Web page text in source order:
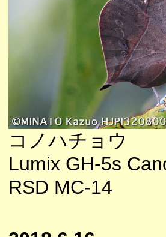
コノハチョウ
Lumix GH-5s
RSD MC-14